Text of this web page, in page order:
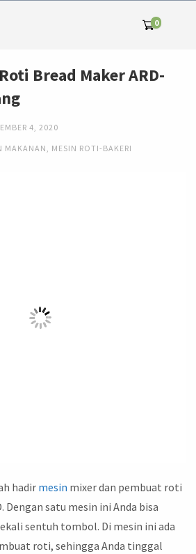
0
Bread Maker ARD-
4, 2020
MAKANAN, MESIN ROTI-BAKERI
hadir mesin mixer dan pembuat roti
Dengan satu mesin ini Anda bisa
sentuh tombol. Di mesin ini ada
roti, sehingga Anda tinggal